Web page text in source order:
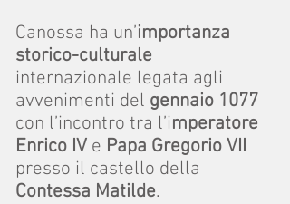
Canossa ha un’importanza
storico-culturale
internazionale legata agli
avvenimenti del gennaio 1077
con l’incontro tra l’imperatore
Enrico IV e Papa Gregorio VII
presso il castello della
Contessa Matilde.